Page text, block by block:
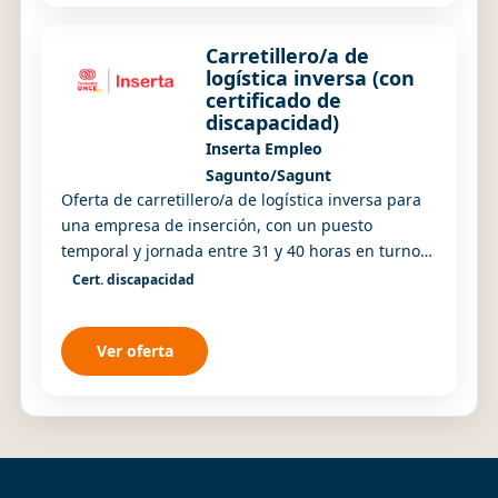
Carretillero/a de
logística inversa (con
certificado de
discapacidad)
Inserta Empleo
Sagunto/Sagunt
Oferta de carretillero/a de logística inversa para
una empresa de inserción, con un puesto
temporal y jornada entre 31 y 40 horas en turnos
rotativos.
Cert. discapacidad
Ver oferta